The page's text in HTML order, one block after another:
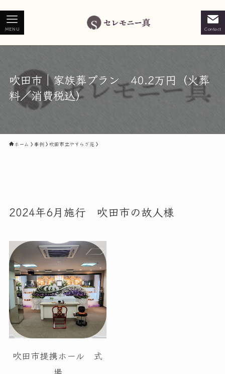
Contact
MENU
吹田市｜家族葬プラン 40.2万円（火葬
料／消費税込）
ホーム 事例 吹田市立やすらぎ苑
2024年6月施行 吹田市の故人様
吹田市提携ホール 式